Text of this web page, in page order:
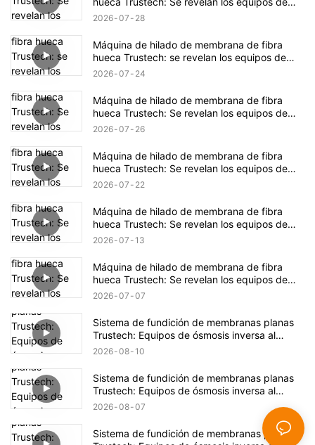
hilado TIPS (17)
2026 07 28
Máquina de hilado de membrana de fibra
hueca Trustech: se revelan los equipos de
hilado TIPS (16)
2026 07 24
Máquina de hilado de membrana de fibra
hueca Trustech: Se revelan los equipos de
hilado de NIPS (18)
2026 07 26
Máquina de hilado de membrana de fibra
hueca Trustech: Se revelan los equipos de
hilado de NIPS (17)
2026 07 22
Máquina de hilado de membrana de fibra
hueca Trustech: Se revelan los equipos de
hilado de NIPS (16)
2026 07 13
Máquina de hilado de membrana de fibra
hueca Trustech: Se revelan los equipos de
hilado de NIPS (15)
2026 07 07
Sistema de fundición de membranas planas
Trustech: Equipos de ósmosis inversa al
descubierto (XVII)
2026 08 10
Sistema de fundición de membranas planas
Trustech: Equipos de ósmosis inversa al
descubierto (XVI)
2026 08 07
Sistema de fundición de membranas planas